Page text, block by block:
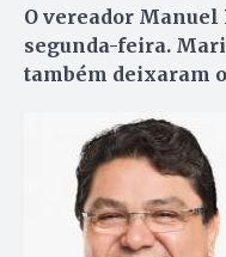
O vereador Manuel
segunda-feira.
também deixaram